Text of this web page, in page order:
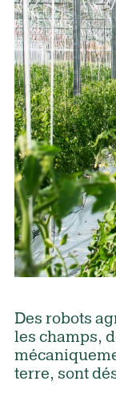
Des robots
les champs,
terre, sont